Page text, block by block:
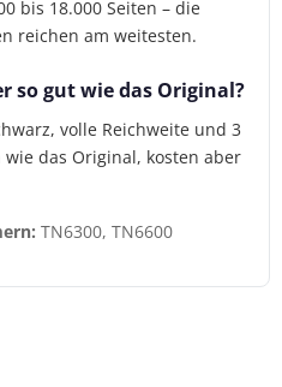
bis 18.000 Seiten – die
reichen am weitesten.
so gut wie das Original?
volle Reichweite und 3
wie das Original, kosten aber
TN6300, TN6600